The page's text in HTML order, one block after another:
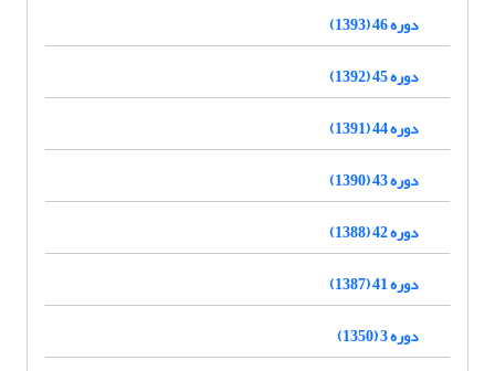
دوره 46 (1393)
دوره 45 (1392)
دوره 44 (1391)
دوره 43 (1390)
دوره 42 (1388)
دوره 41 (1387)
دوره 3 (1350)